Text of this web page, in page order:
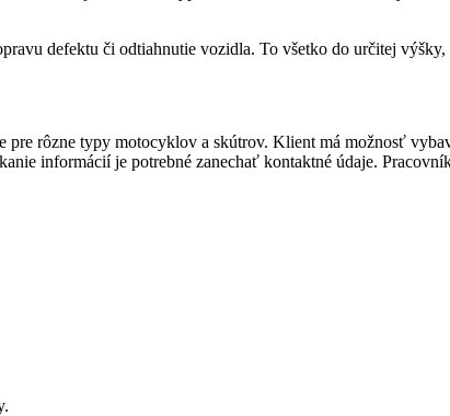
defektu či odtiahnutie vozidla. To všetko do určitej
rôzne typy motocyklov a skútrov. Klient má možnosť
informácií je potrebné zanechať kontaktné údaje.